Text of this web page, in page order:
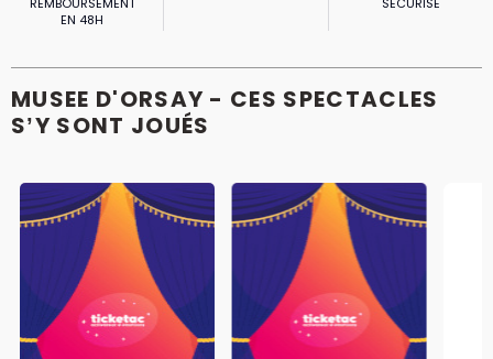
EN 48H
MUSEE D'ORSAY - CES SPECTACLES
S’Y SONT JOUÉS